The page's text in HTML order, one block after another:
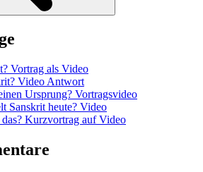
Vortrag als Video
Video Antwort
Ursprung? Vortragsvideo
Sanskrit heute? Video
das? Kurzvortrag auf Video